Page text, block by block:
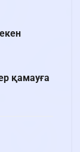
қамауға